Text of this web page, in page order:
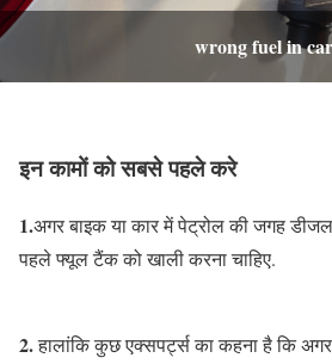
wrong fuel in
इन कामों को सबसे पहले करे
1.अगर बाइक या कार में पेट्रोल की जगह
पहले फ्यूल टैंक को खाली करना चाहिए.
2.हालांकि कुछ एक्सपर्ट्स का कहना है कि